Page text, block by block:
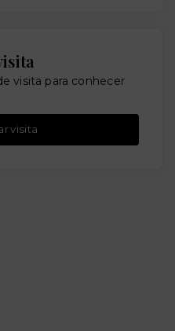
visita para conhecer
visita